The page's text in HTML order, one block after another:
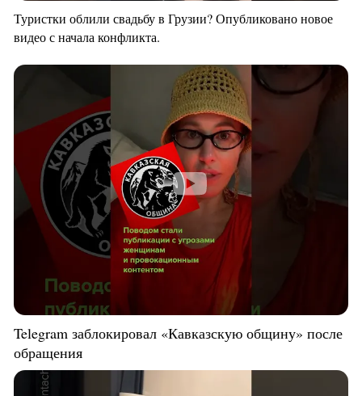
Туристки облили свадьбу в Грузии? Опубликовано новое
видео с начала конфликта.
Telegram заблокировал «Кавказскую общину» после
обращения